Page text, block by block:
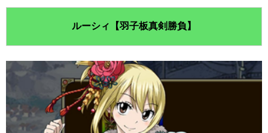
ルーシィ【羽子板真剣勝負】